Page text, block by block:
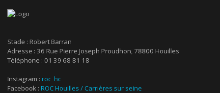
Stade : Robert Barran
Adresse : 36 Rue Pierre Joseph Proudhon, 78800 Houilles
Téléphone : 01 39 68 81 18
Instagram : roc_hc
Facebook : ROC Houilles / Carrières sur seine